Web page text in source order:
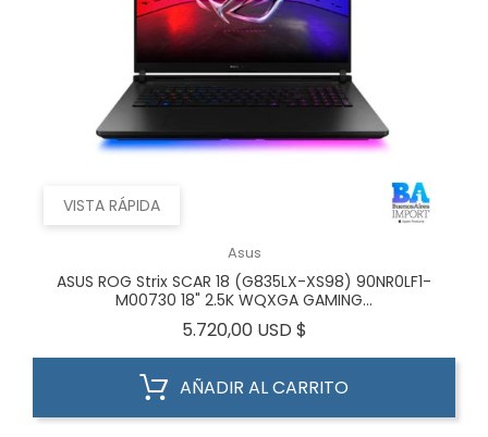
VISTA RÁPIDA
Asus
ASUS ROG Strix SCAR 18 (G835LX-XS98) 90NR0LF1-
M00730 18" 2.5K WQXGA GAMING...
5.720,00 USD $
AÑADIR AL CARRITO